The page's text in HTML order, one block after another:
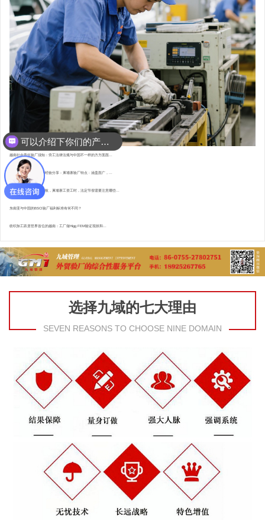
越南社会责任验厂须知：劳工法律法规与中国不一样的方方面面...
东南亚资深验厂顾问的经验分享：柬埔寨验厂特点 : 涵盖面广，...
直赴柬埔寨，为验厂护航，柬埔寨工资工时，法定节假需要注意哪些...
东南亚与中国的BSCI验厂福利标准有何不同？
纺织加工跃居世界首位的越南：工厂做Higg FEM验证现状和...
选择九域的七大理由
SEVEN REASONS TO CHOOSE NINE DOMAIN
可以介绍下你们的产品么？
你们是怎么收费的呢？